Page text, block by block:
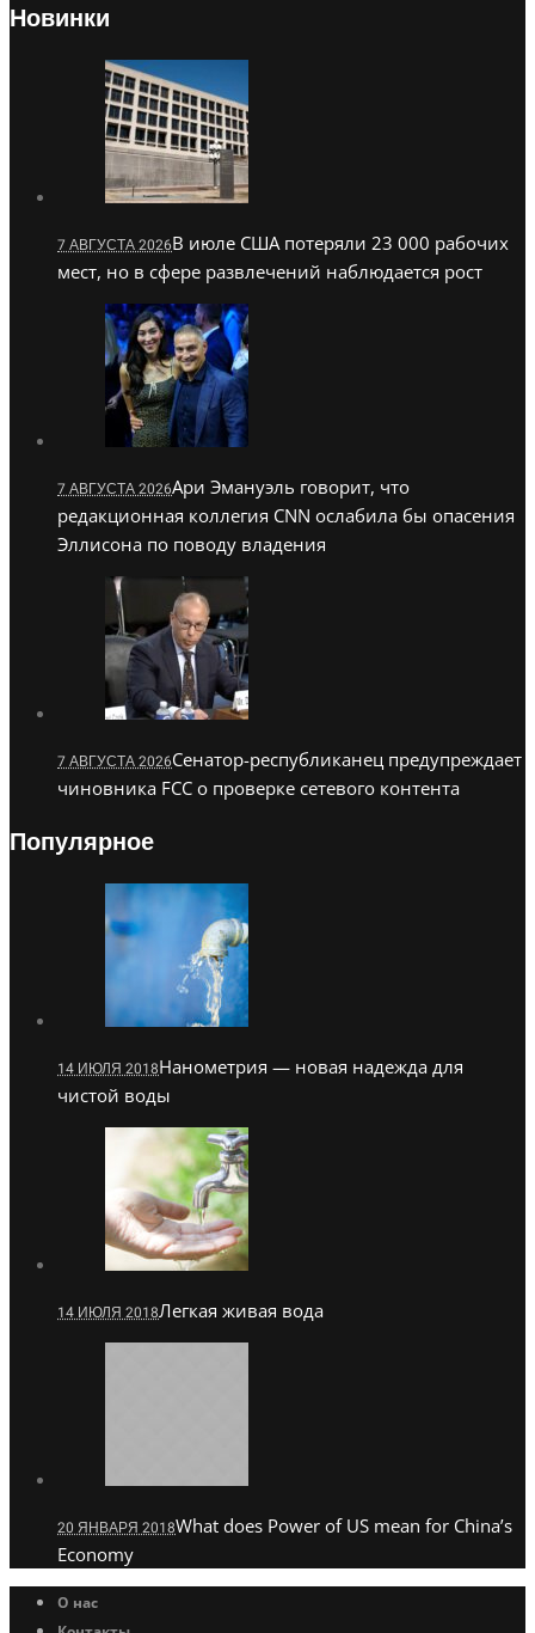
Новинки
7 АВГУСТА 2026В июле США потеряли 23 000 рабочих
мест, но в сфере развлечений наблюдается рост
7 АВГУСТА 2026Ари Эмануэль говорит, что
редакционная коллегия CNN ослабила бы опасения
Эллисона по поводу владения
7 АВГУСТА 2026Сенатор-республиканец предупреждает
чиновника FCC о проверке сетевого контента
Популярное
14 ИЮЛЯ 2018Нанометрия — новая надежда для
чистой воды
14 ИЮЛЯ 2018Легкая живая вода
20 ЯНВАРЯ 2018What does Power of US mean for China’s
Economy
О нас